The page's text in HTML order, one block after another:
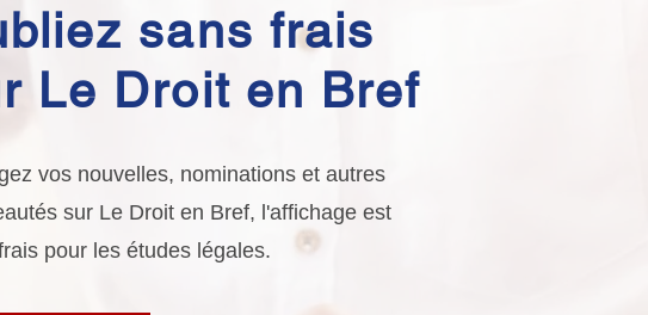
sans frais
Le Droit en Bref
vos nouvelles, nominations et autres
sur Le Droit en Bref, l'affichage est
pour les études légales.